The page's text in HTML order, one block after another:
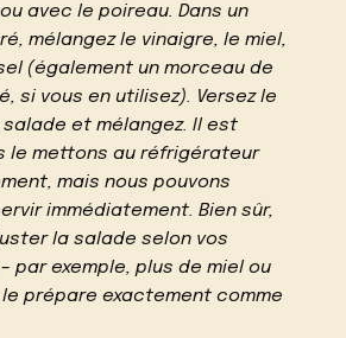
avec le poireau. Dans un
mélangez le vinaigre, le miel,
(également un morceau de
si vous en utilisez). Versez le
et mélangez. Il est
le mettons au réfrigérateur
mais nous pouvons
immédiatement. Bien sûr,
la salade selon vos
par exemple, plus de miel ou
prépare exactement comme